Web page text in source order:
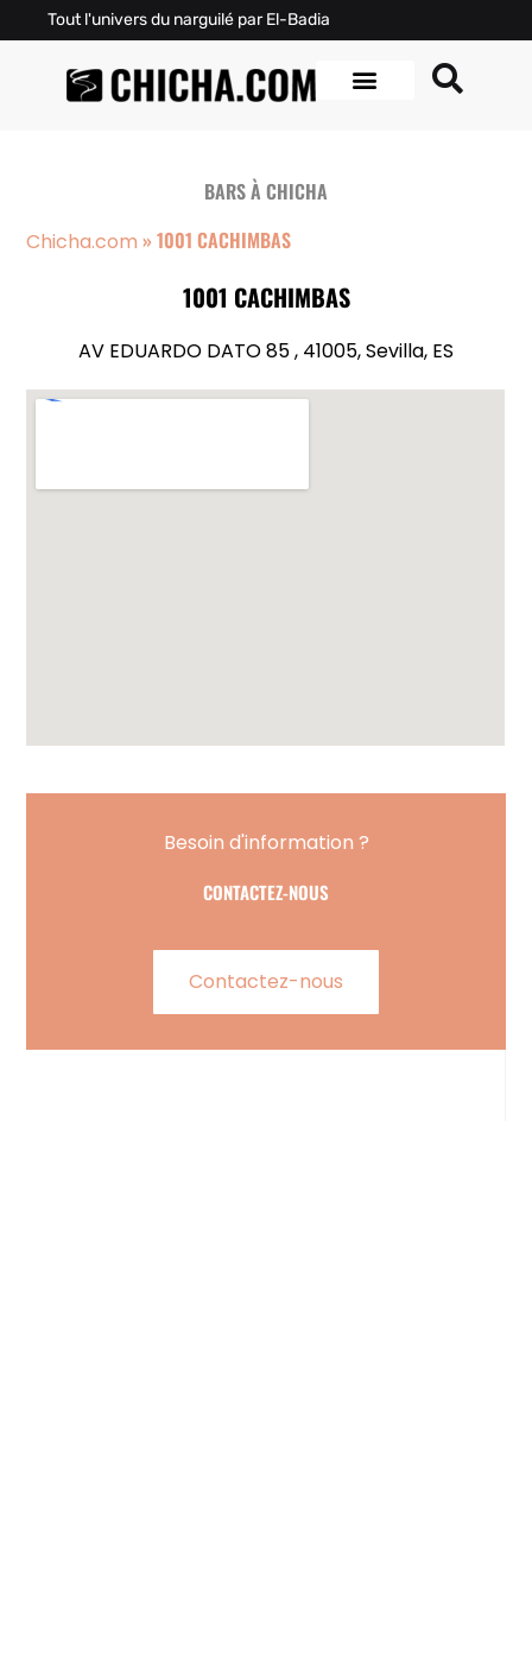
Tout l'univers du narguilé par El-Badia
BARS À CHICHA
Chicha.com »1001 CACHIMBAS
1001 CACHIMBAS
AV EDUARDO DATO 85 , 41005, Sevilla, ES
Besoin d'information ?
CONTACTEZ-NOUS
Contactez-nous